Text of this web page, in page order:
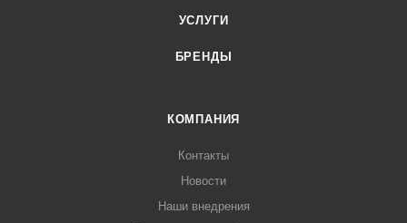
УСЛУГИ
БРЕНДЫ
КОМПАНИЯ
Контакты
Новости
Наши внедрения